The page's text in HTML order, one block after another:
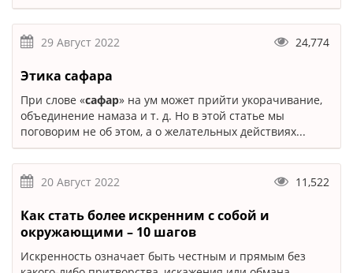
29 Август 2022 24,774
Этика сафара
При слове «сафар» на ум может прийти укорачивание,
объединение намаза и т. д. Но в этой статье мы
поговорим не об этом, а о желательных действиях...
20 Август 2022 11,522
Как стать более искренним с собой и
окружающими – 10 шагов
Искренность означает быть честным и прямым без